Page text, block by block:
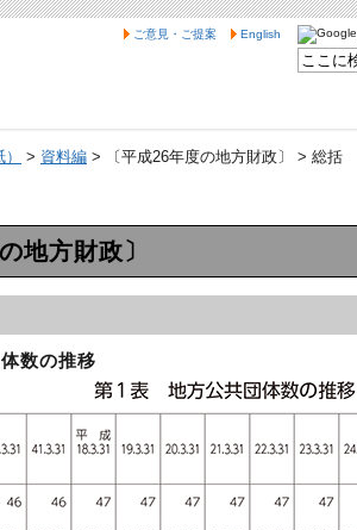
ご意見・ご提案 English
> 資料編 > 〔平成26年度の地方財政〕 > 総括
地方財政〕
数の推移